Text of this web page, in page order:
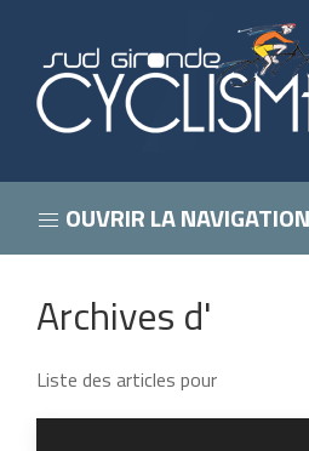
OUVRIR LA NAVIGATION
Archives d'
Liste des articles pour